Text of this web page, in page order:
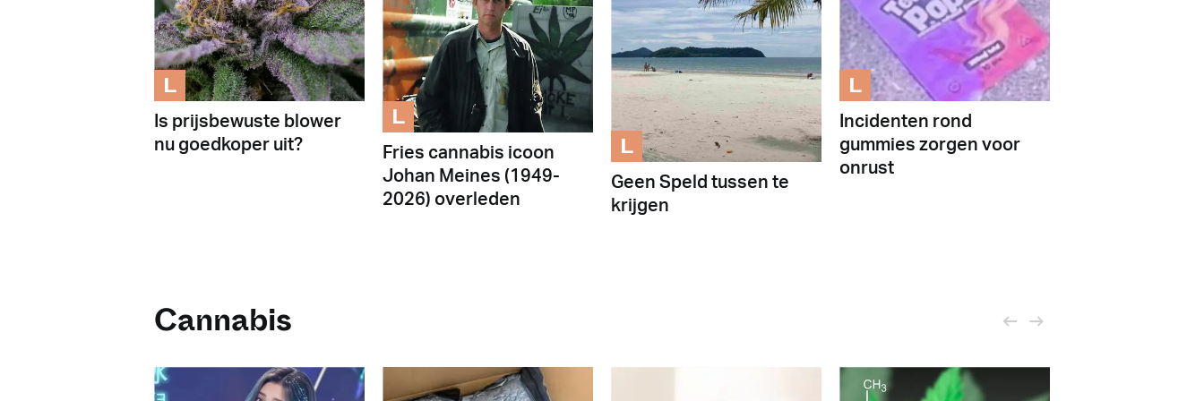
L
Is prijsbewuste blower
nu goedkoper uit?
L
Fries cannabis icoon
Johan Meines (1949-
2026) overleden
L
Geen Speld tussen te
krijgen
L
Incidenten rond
gummies zorgen voor
onrust
Cannabis